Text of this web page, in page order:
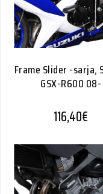
Frame Slider -sarja,
GSX-R600 08-
116,40€